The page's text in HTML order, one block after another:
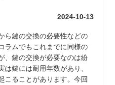
2024-10-13
ら鍵の交換の必要性などの
ラムでもこれまでに同様の
、鍵の交換が必要なのは紛
は鍵には耐用年数があり、
こることがあります。今回